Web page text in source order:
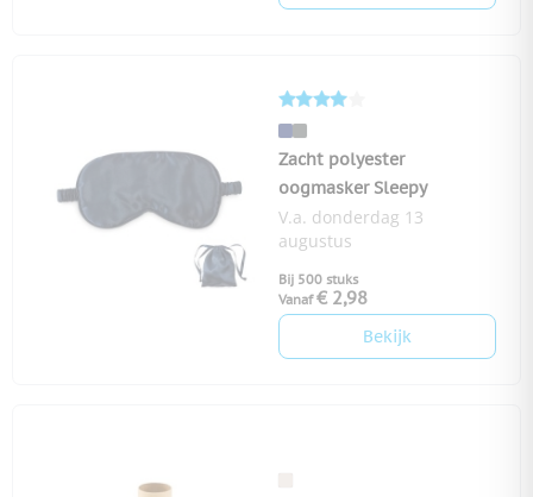
Zacht polyester
oogmasker Sleepy
V.a. donderdag 13
augustus
Bij 500 stuks
Vanaf € 2,98
Bekijk